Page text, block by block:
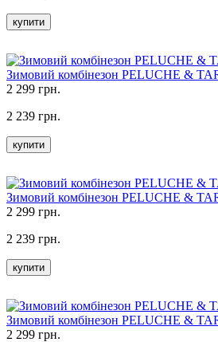
купити
Зимовий комбінезон PELUCHE &
2 299 грн.
2 239 грн.
купити
Зимовий комбінезон PELUCHE &
2 299 грн.
2 239 грн.
купити
Зимовий комбінезон PELUCHE &
2 299 грн.